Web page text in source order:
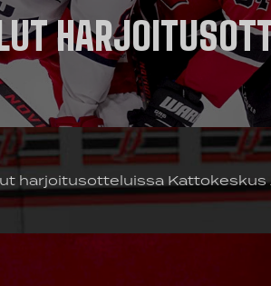
harjoitusotteluissa Kattokeskus